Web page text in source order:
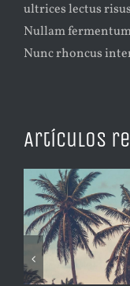
ultrices lectus
Nullam
Nunc rhoncus
Artículos